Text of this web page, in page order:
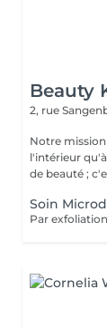
Beauty
2, rue
Notre
l'intérieur
de beauté ;
Soin